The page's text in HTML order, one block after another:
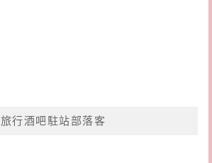
旅行酒吧駐站部落客